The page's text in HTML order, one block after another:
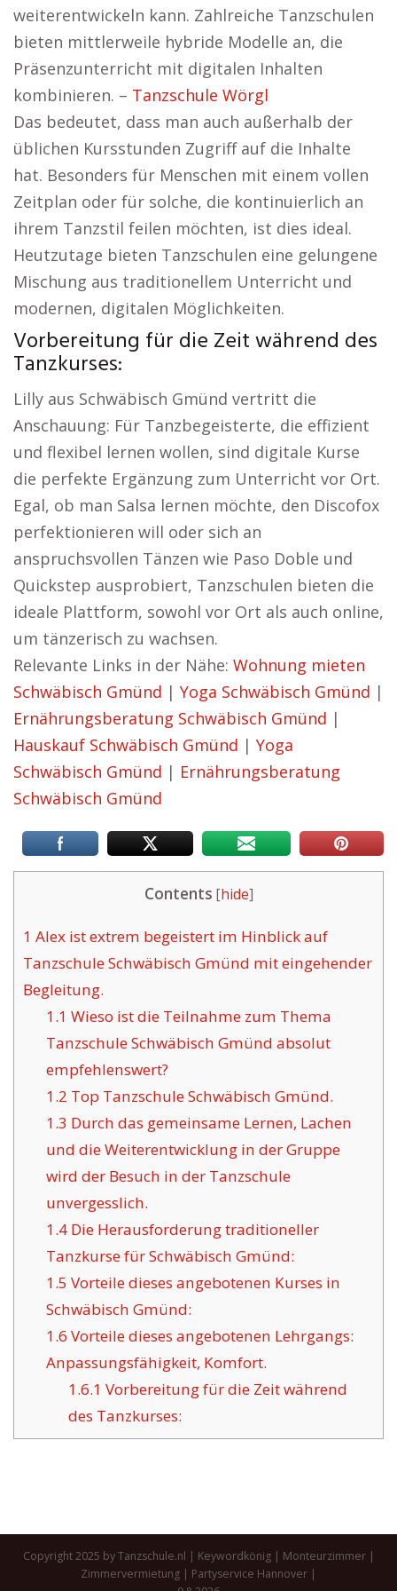
weiterentwickeln kann. Zahlreiche Tanzschulen
bieten mittlerweile hybride Modelle an, die
Präsenzunterricht mit digitalen Inhalten
kombinieren. – Tanzschule Wörgl
Das bedeutet, dass man auch außerhalb der
üblichen Kursstunden Zugriff auf die Inhalte
hat. Besonders für Menschen mit einem vollen
Zeitplan oder für solche, die kontinuierlich an
ihrem Tanzstil feilen möchten, ist dies ideal.
Heutzutage bieten Tanzschulen eine gelungene
Mischung aus traditionellem Unterricht und
modernen, digitalen Möglichkeiten.
Vorbereitung für die Zeit während des
Tanzkurses:
Lilly aus Schwäbisch Gmünd vertritt die
Anschauung: Für Tanzbegeisterte, die effizient
und flexibel lernen wollen, sind digitale Kurse
die perfekte Ergänzung zum Unterricht vor Ort.
Egal, ob man Salsa lernen möchte, den Discofox
perfektionieren will oder sich an
anspruchsvollen Tänzen wie Paso Doble und
Quickstep ausprobiert, Tanzschulen bieten die
ideale Plattform, sowohl vor Ort als auch online,
um tänzerisch zu wachsen.
Relevante Links in der Nähe: Wohnung mieten
Schwäbisch Gmünd | Yoga Schwäbisch Gmünd |
Ernährungsberatung Schwäbisch Gmünd |
Hauskauf Schwäbisch Gmünd | Yoga
Schwäbisch Gmünd | Ernährungsberatung
Schwäbisch Gmünd
Contents [hide]
1 Alex ist extrem begeistert im Hinblick auf
Tanzschule Schwäbisch Gmünd mit eingehender
Begleitung.
1.1 Wieso ist die Teilnahme zum Thema
Tanzschule Schwäbisch Gmünd absolut
empfehlenswert?
1.2 Top Tanzschule Schwäbisch Gmünd.
1.3 Durch das gemeinsame Lernen, Lachen
und die Weiterentwicklung in der Gruppe
wird der Besuch in der Tanzschule
unvergesslich.
1.4Die Herausforderung traditioneller
Tanzkurse für Schwäbisch Gmünd:
1.5 Vorteile dieses angebotenen Kurses in
Schwäbisch Gmünd:
1.6 Vorteile dieses angebotenen Lehrgangs:
Anpassungsfähigkeit, Komfort.
1.6.1 Vorbereitung für die Zeit während
des Tanzkurses:
Copyright 2025 by Tanzschule.nl | Keywordkönig| Monteurzimmer|
Zimmervermietung | Partyservice Hannover |